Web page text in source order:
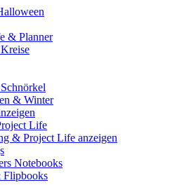
& Planner
& Winter
Life
& Project Life anzeigen
Notebooks
Flipbooks